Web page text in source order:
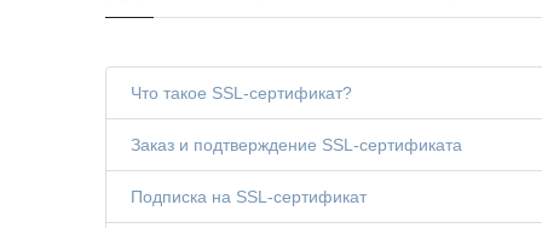
Что такое SSL-сертификат?
Заказ и подтверждение SSL-сертификата
Подписка на SSL-сертификат